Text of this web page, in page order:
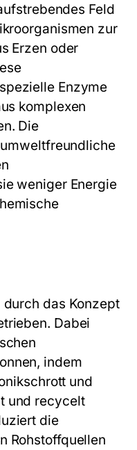
Feld
zur
Erzen oder
Enzyme
komplexen
Die
weniger Energie
das Konzept
Dabei
indem
und
und recycelt
die
Rohstoffquellen